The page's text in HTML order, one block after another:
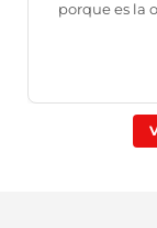
porque es la